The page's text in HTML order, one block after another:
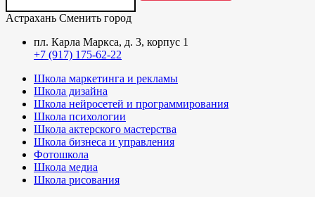
Астрахань Сменить город
пл. Карла Маркса, д. 3, корпус 1
+7 (917) 175-62-22
Школа маркетинга и рекламы
Школа дизайна
Школа нейросетей и программирования
Школа психологии
Школа актерского мастерства
Школа бизнеса и управления
Фотошкола
Школа медиа
Школа рисования